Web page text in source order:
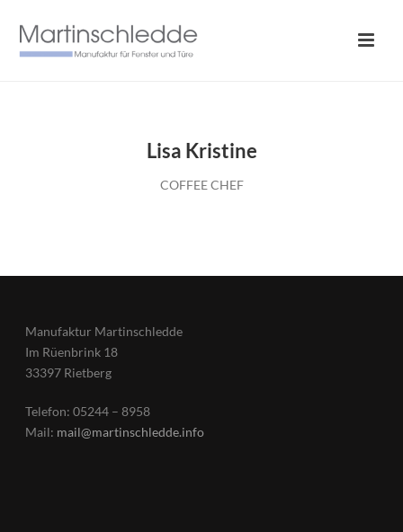
Lisa Kristine
COFFEE CHEF
Manufaktur Martinschledde
Im Rüenbrink 18
33397 Rietberg
Telefon: 05244 – 8958
Mail: mail@martinschledde.info